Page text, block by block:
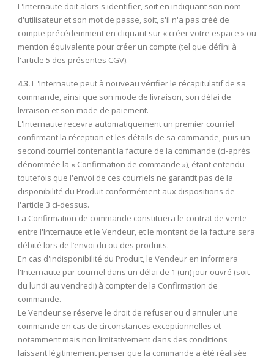
L'Internaute doit alors s'identifier, soit en indiquant son nom
d'utilisateur et son mot de passe, soit, s'il n'a pas créé de
compte précédemment en cliquant sur « créer votre espace » ou
mention équivalente pour créer un compte (tel que défini à
l'article 5 des présentes CGV).
4.3. L 'Internaute peut à nouveau vérifier le récapitulatif de sa
commande, ainsi que son mode de livraison, son délai de
livraison et son mode de paiement.
L'Internaute recevra automatiquement un premier courriel
confirmant la réception et les détails de sa commande, puis un
second courriel contenant la facture de la commande (ci-après
dénommée la « Confirmation de commande »), étant entendu
toutefois que l'envoi de ces courriels ne garantit pas de la
disponibilité du Produit conformément aux dispositions de
l'article 3 ci-dessus.
La Confirmation de commande constituera le contrat de vente
entre l'Internaute et le Vendeur, et le montant de la facture sera
débité lors de l’envoi du ou des produits.
En cas d'indisponibilité du Produit, le Vendeur en informera
l'Internaute par courriel dans un délai de 1 (un) jour ouvré (soit
du lundi au vendredi) à compter de la Confirmation de
commande.
Le Vendeur se réserve le droit de refuser ou d'annuler une
commande en cas de circonstances exceptionnelles et
notamment mais non limitativement dans des conditions
laissant légitimement penser que la commande a été réalisée